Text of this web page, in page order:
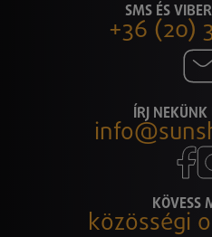
SMS ÉS
+36 (20)
ÍRJ
KÖVESS
közösségi